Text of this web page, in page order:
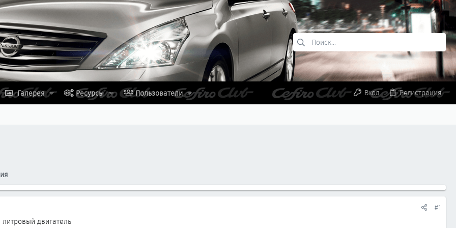
Галерея Ресурсы Пользователи Вход Регистрация
#1
двигатель